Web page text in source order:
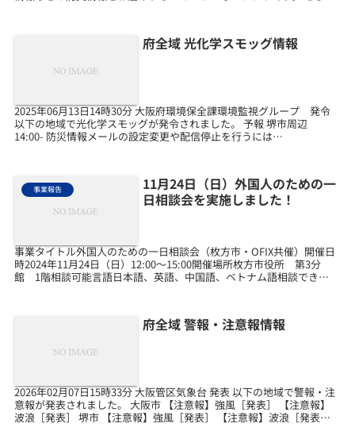
府全域 光化学スモッグ情報
2025年06月13日14時30分 大阪府環境保全課環境監視グループ 発令
以下の地域で光化学スモッグが発令されました。 予報 堺市周辺
14:00- 防災情報メールの設定変更や配信停止を行うには
事業報告
11月24日（日）外国人のための一
日相談会を実施しました！
事業タイトル外国人のための一日相談会（枚方市・OFIX共催）開催日
時2024年11月24日（日）12:00～15:00開催場所枚方市役所 第3分
館 1階相談可能言語日本語、英語、中国語、ベトナム語相談できる
府全域 警報・注意報情報
2026年02月07日15時33分 大阪管区気象台 発表 以下の地域で警報・注
意報が発表されました。 大阪市 【注意報】強風［発表］ 【注意報】
波浪［発表］ 堺市 【注意報】強風［発表］ 【注意報】波浪［発表］